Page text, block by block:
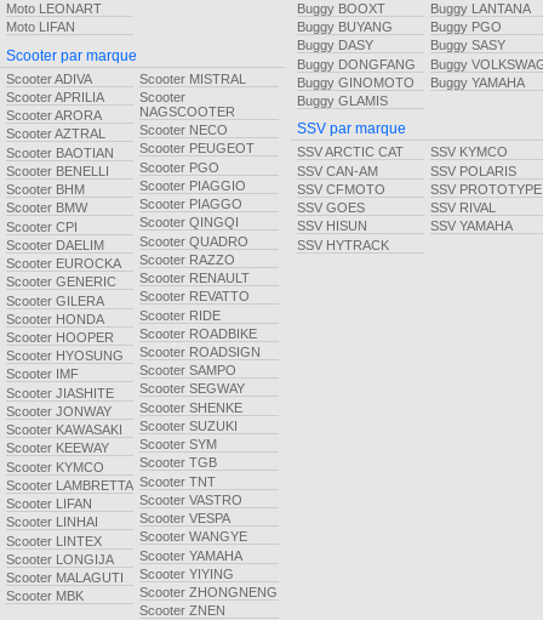
Moto LEONART
Moto LIFAN
Scooter par marque
Scooter ADIVA
Scooter APRILIA
Scooter ARORA
Scooter AZTRAL
Scooter BAOTIAN
Scooter BENELLI
Scooter BHM
Scooter BMW
Scooter CPI
Scooter DAELIM
Scooter EUROCKA
Scooter GENERIC
Scooter GILERA
Scooter HONDA
Scooter HOOPER
Scooter HYOSUNG
Scooter IMF
Scooter JIASHITE
Scooter JONWAY
Scooter KAWASAKI
Scooter KEEWAY
Scooter KYMCO
Scooter LAMBRETTA
Scooter LIFAN
Scooter LINHAI
Scooter LINTEX
Scooter LONGIJA
Scooter MALAGUTI
Scooter MBK
Scooter MISTRAL
Scooter
NAGSCOOTER
Scooter NECO
Scooter PEUGEOT
Scooter PGO
Scooter PIAGGIO
Scooter PIAGGO
Scooter QINGQI
Scooter QUADRO
Scooter RAZZO
Scooter RENAULT
Scooter REVATTO
Scooter RIDE
Scooter ROADBIKE
Scooter ROADSIGN
Scooter SAMPO
Scooter SEGWAY
Scooter SHENKE
Scooter SUZUKI
Scooter SYM
Scooter TGB
Scooter TNT
Scooter VASTRO
Scooter VESPA
Scooter WANGYE
Scooter YAMAHA
Scooter YIYING
Scooter ZHONGNENG
Scooter ZNEN
Buggy BOOXT
Buggy BUYANG
Buggy DASY
Buggy DONGFANG
Buggy GINOMOTO
Buggy GLAMIS
Buggy LANTANA
Buggy PGO
Buggy SASY
Buggy
Buggy YAMAHA
SSV par marque
SSV ARCTIC CAT
SSV CAN-AM
SSV CFMOTO
SSV GOES
SSV HISUN
SSV HYTRACK
SSV KYMCO
SSV POLARIS
SSV PROTOTYPE
SSV RIVAL
SSV YAMAHA